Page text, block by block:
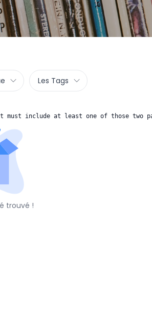
Les Tags
must include at least one of those two
trouvé !